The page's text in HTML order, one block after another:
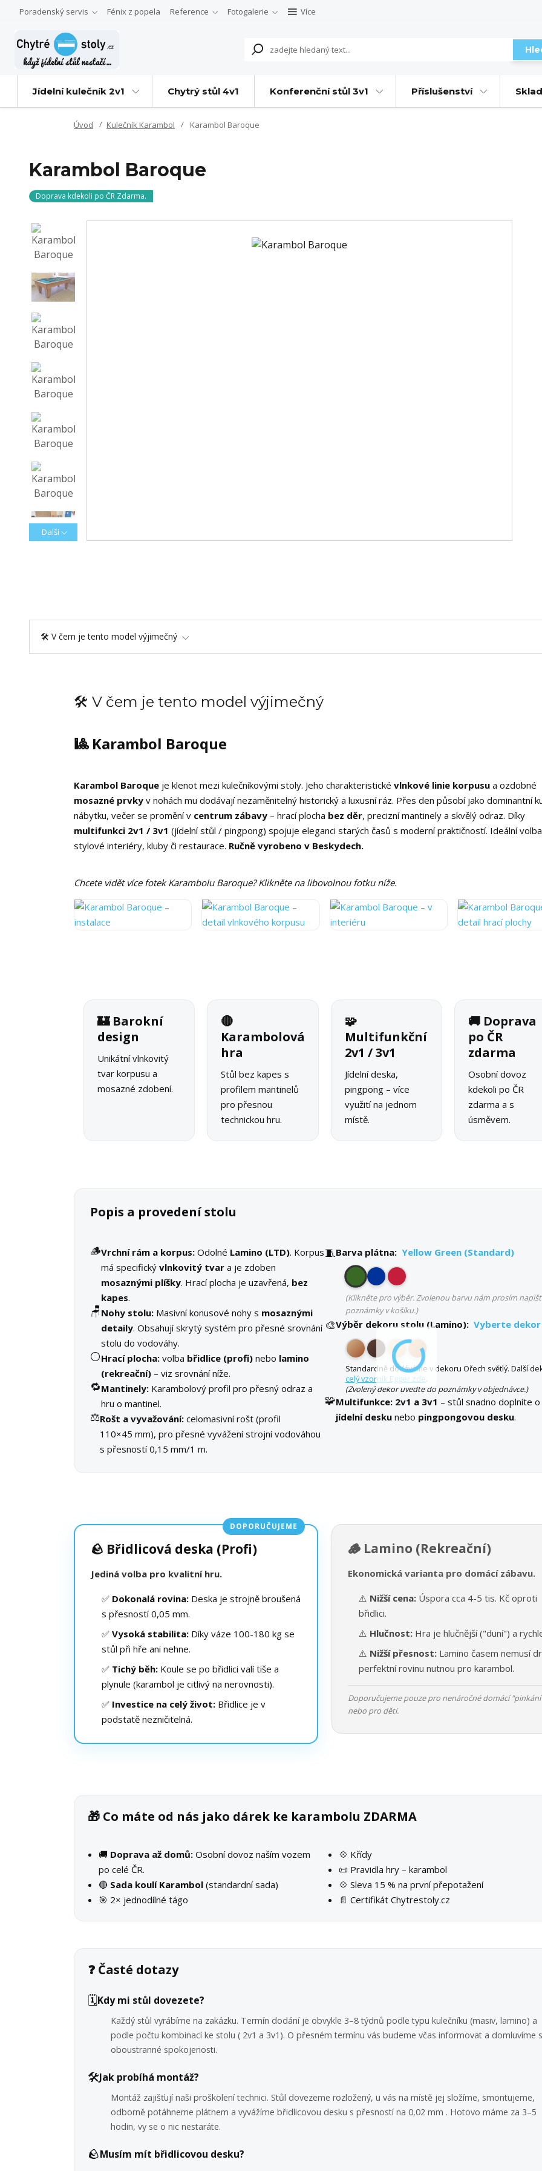
Poradenský servis Fénix z popela Reference Fotogalerie Více
Jídelní kulečník 2v1 Chytrý stůl 4v1 Konferenční stůl 3v1 Příslušenství
Úvod Kulečník Karambol Karambol Baroque
Karambol Baroque
Doprava kdekoli po ČR Zdarma.
Další
🛠️ V čem je tento model výjimečný
🛠️ V čem je tento model výjimečný
🎱 Karambol Baroque
Karambol Baroque je klenot mezi kulečníkovými stoly. Jeho charakteristické vlnkové linie korpusu a ozdobné
mosazné prvky v nohách mu dodávají nezaměnitelný historický a luxusní ráz. Přes den působí jako dominantní
nábytku, večer se promění v centrum zábavy – hrací plocha bez děr, precizní mantinely a skvělý odraz. Díky
multifunkci 2v1 / 3v1 (jídelní stůl / pingpong) spojuje eleganci starých časů s moderní praktičností. Ideální
stylové interiéry, kluby či restaurace. Ručně vyrobeno v Beskydech.
Chcete vidět více fotek Karambolu Baroque? Klikněte na libovolnou fotku níže.
🏰 Barokní
design
Unikátní vlnkovitý
tvar korpusu a
mosazné zdobení.
🔴
Karambolová
hra
Stůl bez kapes s
profilem mantinelů
pro přesnou
technickou hru.
🧩
Multifunkční
2v1 / 3v1
Jídelní deska,
pingpong – více
využití na jednom
místě.
🚚 Doprava
po ČR
zdarma
Osobní dovoz
kdekoli po ČR
zdarma a s
úsměvem.
Popis a provedení stolu
🪵Vrchní rám a korpus: Odolné Lamino (LTD). Korpus
má specifický vlnkovitý tvar a je zdoben
mosaznými plíšky. Hrací plocha je uzavřená, bez
kapes.
🪑 Nohy stolu: Masivní konusové nohy s mosaznými
detaily. Obsahují skrytý systém pro přesné srovnání
stolu do vodováhy.
⚪Hrací plocha: volba břidlice (profi) nebo lamino
(rekreační) – viz srovnání níže.
🔁Mantinely: Karambolový profil pro přesný odraz a
hru o mantinel.
⚖️Rošt a vyvažování: celomasivní rošt (profil
110×45 mm), pro přesné vyvážení strojní vodováhou
s přesností 0,15 mm/1 m.
🧵Barva plátna: Yellow Green (Standard)
(Klikněte pro výběr. Zvolenou barvu nám prosím
poznámky v košíku.)
🎨Výběr dekoru stolu (Lamino): Vyberte dekor
Standardně dodáváme v dekoru Ořech světlý. Další
celý vzorník Egger zde.
(Zvolený dekor uveďte do poznámky v objednávce.)
🧩Multifunkce:2v1 a 3v1 – stůl snadno doplníte o
jídelní deskunebo pingpongovou desku.
DOPORUČUJEME
🪨 Břidlicová deska (Profi)
Jediná volba pro kvalitní hru.
✅ Dokonalá rovina: Deska je strojně broušená
s přesností 0,05 mm.
✅ Vysoká stabilita: Díky váze 100-180 kg se
stůl při hře ani nehne.
✅ Tichý běh: Koule se po břidlici valí tiše a
plynule (karambol je citlivý na nerovnosti).
✅ Investice na celý život: Břidlice je v
podstatě nezničitelná.
🪵 Lamino (Rekreační)
Ekonomická varianta pro domácí zábavu.
⚠️ Nižší cena:Úspora cca 4-5 tis. Kč oproti
břidlici.
⚠️ Hlučnost:Hra je hlučnější ("duní") a
⚠️ Nižší přesnost:Lamino časem nemusí
perfektní rovinu nutnou pro karambol.
Doporučujeme pouze pro nenáročné domácí
nebo pro děti.
🎁 Co máte od nás jako dárek ke karambolu ZDARMA
🚚 Doprava až domů: Osobní dovoz naším vozem
po celé ČR.
🔴 Sada koulí Karambol (standardní sada)
🎯 2× jednodílné tágo
💠 Křídy
📜 Pravidla hry – karambol
💠 Sleva 15 % na první přepotažení
📄 Certifikát Chytrestoly.cz
❓ Časté dotazy
🗓️Kdy mi stůl dovezete?
Každý stůl vyrábíme na zakázku. Termín dodání je obvykle 3–8 týdnů podle typu kulečníku (masiv, lamino) a
podle počtu kombinací ke stolu ( 2v1 a 3v1). O přesném termínu vás budeme včas informovat a domluvíme
oboustranné spokojenosti.
🛠️Jak probíhá montáž?
Montáž zajišťují naši proškolení technici. Stůl dovezeme rozložený, u vás na místě jej složíme, smontujeme,
odborně potáhneme plátnem a vyvážíme břidlicovou desku s přesností na 0,02 mm . Hotovo máme za 3–5
hodin, vy se o nic nestaráte.
🪨Musím mít břidlicovou desku?